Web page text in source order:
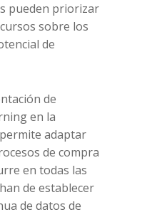
pueden priorizar
sobre los
de
de
en la
adaptar
de compra
en todas las
de establecer
de datos de